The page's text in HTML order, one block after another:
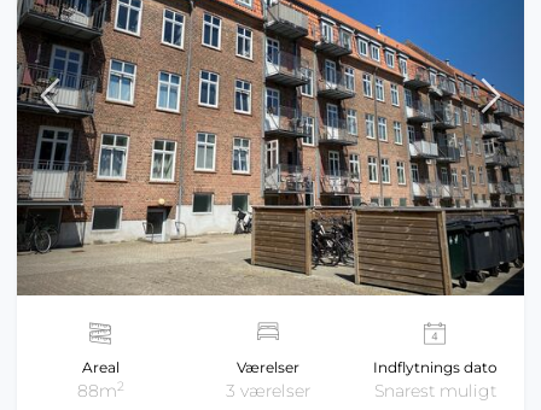
Areal
88m2
Værelser
3 værelser
Indflytnings dato
Snarest muligt